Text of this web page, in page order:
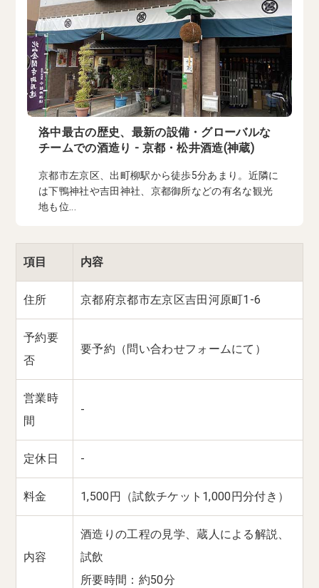
洛中最古の歴史、最新の設備・グローバルな
チームでの酒造り - 京都・松井酒造(神蔵)
京都市左京区、出町柳駅から徒歩5分あまり。近隣に
は下鴨神社や吉田神社、京都御所などの有名な観光
地も位...
項目 内容
住所 京都府京都市左京区吉田河原町1-6
予約要
否
要予約（問い合わせフォームにて）
営業時
間
-
定休日 -
料金 1,500円（試飲チケット1,000円分付き）
内容
酒造りの工程の見学、蔵人による解説、
試飲
所要時間：約50分